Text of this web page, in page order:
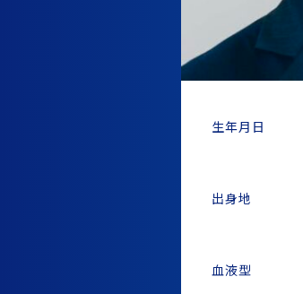
生年月日
出身地
血液型